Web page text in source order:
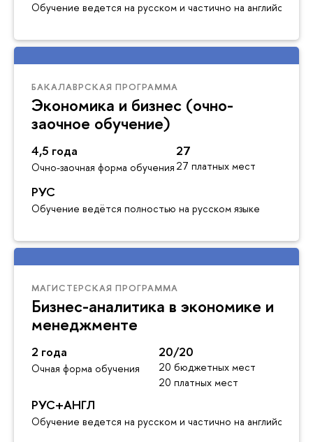
Обучение ведется на русском и частично на английском
БАКАЛАВРСКАЯ ПРОГРАММА
Экономика и бизнес (очно-
заочное обучение)
4,5 года
Очно-заочная форма обучения
27
27 платных мест
РУС
Обучение ведётся полностью на русском языке
МАГИСТЕРСКАЯ ПРОГРАММА
Бизнес-аналитика в экономике и
менеджменте
2 года
Очная форма обучения
20/20
20 бюджетных мест
20 платных мест
РУС+АНГЛ
Обучение ведется на русском и частично на английском